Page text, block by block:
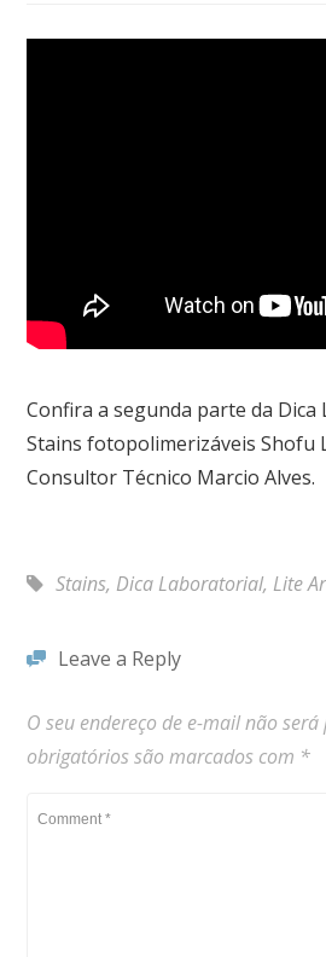
Confira a segunda parte da
Stains fotopolimerizáveis Shofu
Consultor Técnico Marcio Alves.
Stains, Dica Laboratorial, Lite
Leave a Reply
O seu endereço de e-mail não será
obrigatórios são marcados com *